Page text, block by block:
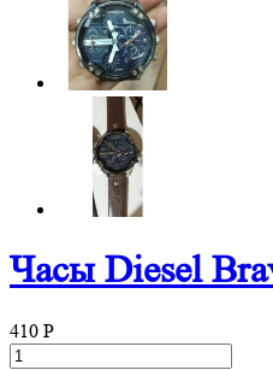
Часы Diesel
410 P